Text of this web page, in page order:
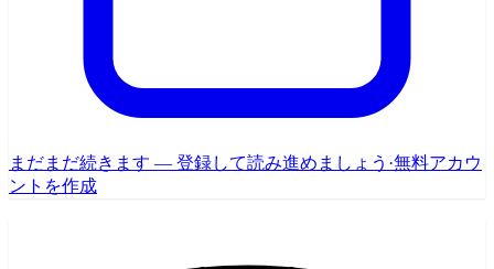
まだまだ続きます — 登録して読み進めましょう ·無料アカウ
ントを作成